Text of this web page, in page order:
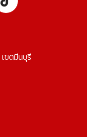
ขตมีนบุรี